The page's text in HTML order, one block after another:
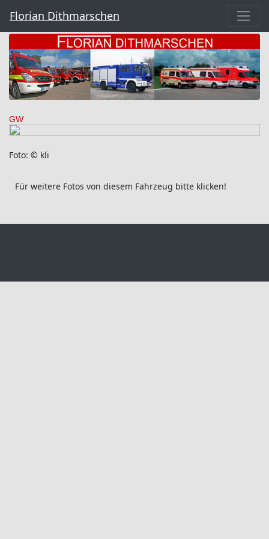
Florian Dithmarschen
GW
Foto: © kli
Für weitere Fotos von diesem Fahrzeug bitte klicken!